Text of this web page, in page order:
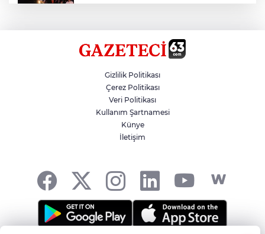
Siverek’te Mahmut Gülel Dönemi
Filistin Konvoyuna Coşkulu Karşılama
Gizlilik Politikası
Çerez Politikası
Veri Politikası
Kullanım Şartnamesi
Künye
İletişim